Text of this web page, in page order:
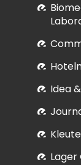
Idea
Lager